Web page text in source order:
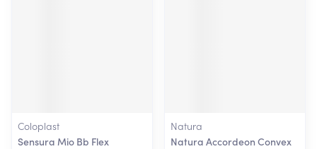
Coloplast
Sensura Mio Bb Flex
Natura
Natura Accordeon Convex